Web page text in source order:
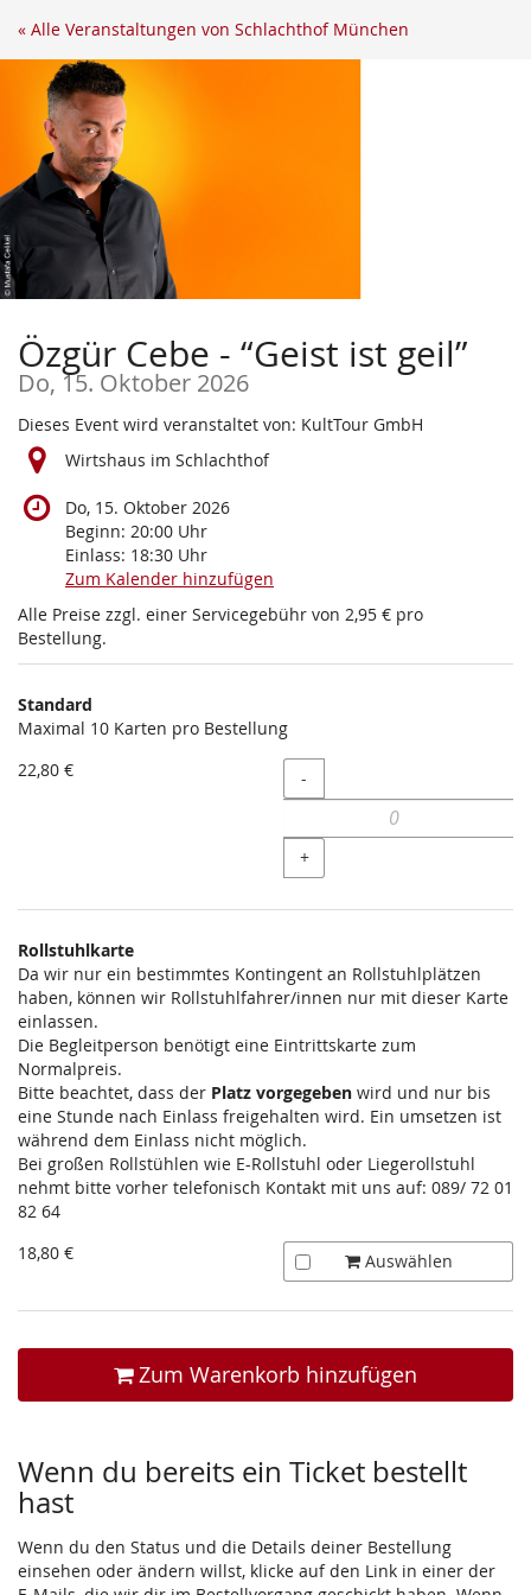
Zum
Inhalt
springen
« Alle Veranstaltungen von Schlachthof München
Özgür Cebe - “Geist ist geil”
Do, 15. Oktober 2026
Dieses Event wird veranstaltet von: KultTour GmbH
Wirtshaus im Schlachthof
Do, 15. Oktober 2026
Beginn: 20:00 Uhr
Einlass: 18:30 Uhr
Zum Kalender hinzufügen
Alle Preise zzgl. einer Servicegebühr von 2,95 € pro
Bestellung.
Produkte
Unkategorisierte
Produkte
Standard
Maximal 10 Karten pro Bestellung
22,80 €
Menge
-
+
Rollstuhlkarte
Da wir nur ein bestimmtes Kontingent an Rollstuhlplätzen
haben, können wir Rollstuhlfahrer/innen nur mit dieser Karte
einlassen.
Die Begleitperson benötigt eine Eintrittskarte zum
Normalpreis.
Bitte beachtet, dass der Platz vorgegeben wird und nur bis
eine Stunde nach Einlass freigehalten wird. Ein umsetzen ist
während dem Einlass nicht möglich.
Bei großen Rollstühlen wie E-Rollstuhl oder Liegerollstuhl
nehmt bitte vorher telefonisch Kontakt mit uns auf: 089/ 72 01
82 64
18,80 €
Auswählen
Zum Warenkorb hinzufügen
Wenn du bereits ein Ticket bestellt
hast
Wenn du den Status und die Details deiner Bestellung
einsehen oder ändern willst, klicke auf den Link in einer der